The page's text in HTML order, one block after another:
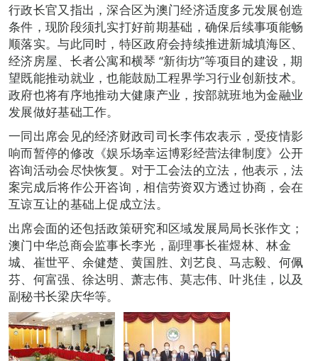
行政长官又指出，深合区为澳门经济适度多元发展创造
条件，现阶段须扎实打好前期基础，确保后续事项能畅
顺落实。与此同时，特区政府会持续推进新城填海区、
经济房屋、长者公寓和横琴 “新街坊”等项目的建设，期
望既能推动就业，也能鼓励工程界学习行业创新技术。
政府也将有序地推动大健康产业，按部就班地为金融业
发展做好基础工作。
一同出席会见的经济财政司司长李伟农表示，受疫情影
响而暂停的修改《娱乐场幸运博彩经营法律制度》公开
咨询活动会尽快恢复。对于工会法的立法，他表示，法
案完成后将作公开咨询，相信劳资双方透过协商，会在
互谅互让的基础上促成立法。
出席会面的还包括政策研究和区域发展局局长张作文；
澳门中华总商会监事长李光，副理事长崔煜林、林金
城、崔世平、余健楚、黄国胜、刘艺良、马志毅、何佩
芬、何富强、徐达明、萧志伟、莫志伟、叶兆佳，以及
副秘书长梁庆华等。